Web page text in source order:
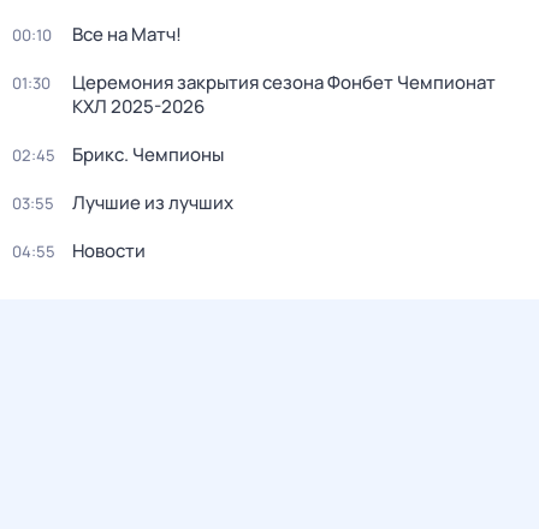
00:10 Все на Матч!
01:30
Церемония закрытия сезона Фонбет Чемпионат
КХЛ 2025-2026
02:45 Брикс. Чемпионы
03:55 Лучшие из лучших
04:55 Новости